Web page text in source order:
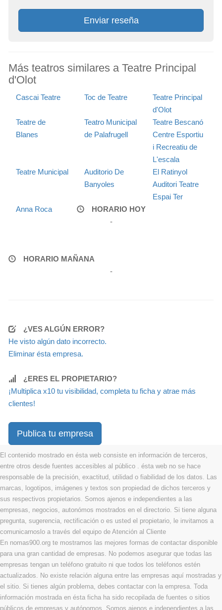
Enviar reseña
Más teatros similares a Teatre Principal
d'Olot
Cascai Teatre Toc de Teatre
Teatre Principal
d'Olot
Teatre de
Blanes
Teatro Municipal
de Palafrugell
Teatre Bescanó
Centre Esportiu
i Recreatiu de
L'escala
Teatre Municipal
Auditorio De
Banyoles
El Ratinyol
Auditori Teatre
Espai Ter
Anna Roca
HORARIO HOY
-
HORARIO MAÑANA
-
¿VES ALGÚN ERROR?
He visto algún dato incorrecto.
Eliminar ésta empresa.
¿ERES EL PROPIETARIO?
¡Multiplica x10 tu visibilidad, completa tu ficha y atrae más
clientes!
Publica tu empresa
El contenido mostrado en ésta web consiste en información de terceros,
entre otros desde fuentes accesibles al público . ésta web no se hace
responsable de la precisión, exactitud, utilidad o fiabilidad de los datos. Las
marcas, logotipos, imágenes y textos son propiedad de dichos terceros y
sus respectivos propietarios. Somos ajenos e independientes a las
empresas, negocios, autonómos mostrados en el directorio. Si tiene alguna
pregunta, sugerencia, rectificación o es usted el propietario, le invitamos a
comunicarnoslo a través del equipo de Atención al Cliente
En nomas900.org te mostramos las mejores formas de contactar disponible
para una gran cantidad de empresas. No podemos asegurar que todas las
empresas tengan un teléfono gratuito ni que todos los teléfonos estén
actualizados. No existe relación alguna entre las empresas aquí mostradas y
el sitio. Si tienes algún problema, debes contactar con la empresa. Toda
información mostrada en ésta ficha ha sido recopilada de fuentes o sitios
públicos de empresas y autónomos. Somos ajenos e independientes a las